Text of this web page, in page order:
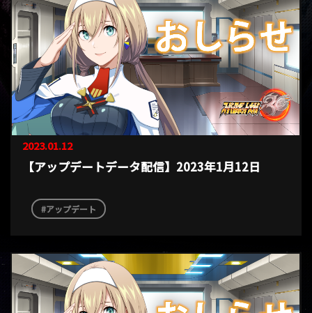
2023.01.12
【アップデートデータ配信】2023年1月12日
アップデート